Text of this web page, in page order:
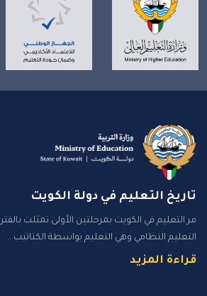
تاريخ التعليم في دولة الكويت
مر التعليم في الكويت بمرحلتين الأولى تمثلت
التعليم النظامي وهي التعليم بواسطة الكتاتيب ..
قراءة المزيد